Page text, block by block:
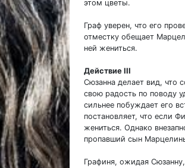
этом цветы.
Граф уверен, что его
отместку обещает
ней жениться.
Действие III
Сюзанна делает вид, что
свою радость по поводу
сильнее побуждает его
постановляет, что если
жениться. Однако
пропавший сын
Графиня, ожидая